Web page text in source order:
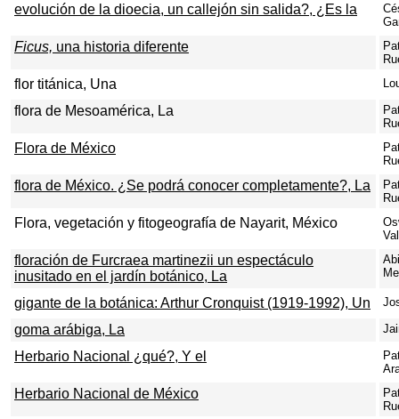
evolución de la dioecia, un callejón sin salida?, ¿Es la
Ficus, una historia diferente
flor titánica, Una
flora de Mesoamérica, La
Flora de México
flora de México. ¿Se podrá conocer completamente?, La
Flora, vegetación y fitogeografía de Nayarit, México
floración de Furcraea martinezii un espectáculo
inusitado en el jardín botánico, La
gigante de la botánica: Arthur Cronquist (1919-1992), Un
goma arábiga, La
Herbario Nacional ¿qué?, Y el
Herbario Nacional de México